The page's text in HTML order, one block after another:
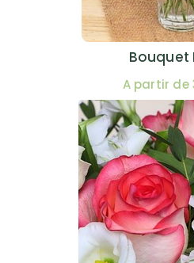
Bouquet
A partir de